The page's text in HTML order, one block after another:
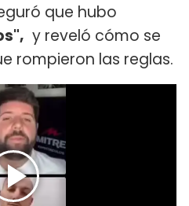
que hubo
y reveló cómo se
rompieron las reglas.